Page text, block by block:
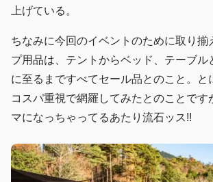
上げている。
ちなみに今回のイベントのために取り揃
プ用品は、テントからベッド、テーブル
に至るまですべてセール品とのこと。と
コスパ重視で網羅してみたとのことです
マになっちゃってるあたり流石ッス!!